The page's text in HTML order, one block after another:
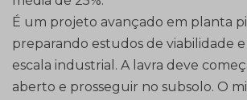
É um projeto avançado em planta
preparando estudos de viabilidade
escala industrial. A lavra deve
aberto e prosseguir no subsolo. O